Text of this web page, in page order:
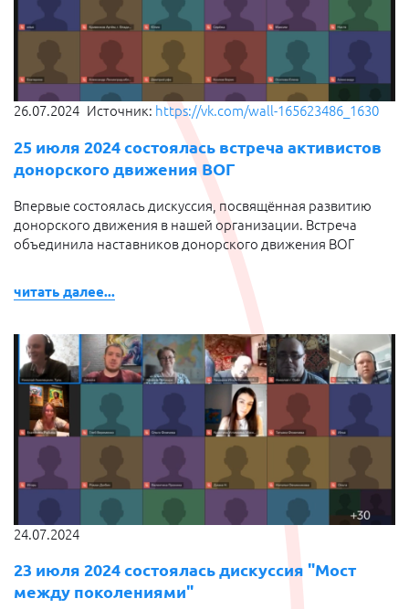
26.07.2024 Источник: https://vk.com/wall-165623486_1630
25 июля 2024 состоялась встреча активистов
донорского движения ВОГ
Впервые состоялась дискуссия, посвящённая развитию
донорского движения в нашей организации. Встреча
объединила наставников донорского движения ВОГ
читать далее...
24.07.2024
23 июля 2024 состоялась дискуссия "Мост
между поколениями"